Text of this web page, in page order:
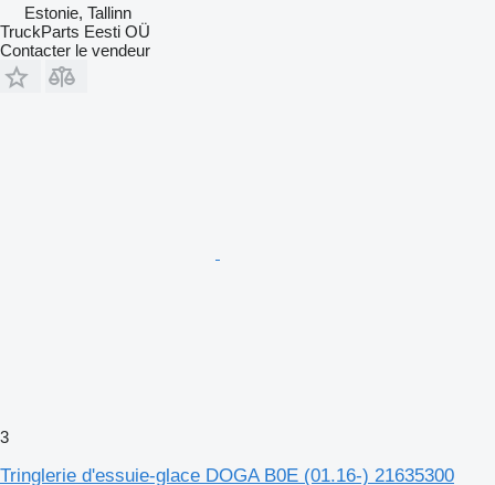
Estonie, Tallinn
TruckParts Eesti OÜ
Contacter le vendeur
3
Tringlerie d'essuie-glace DOGA B0E (01.16-) 21635300